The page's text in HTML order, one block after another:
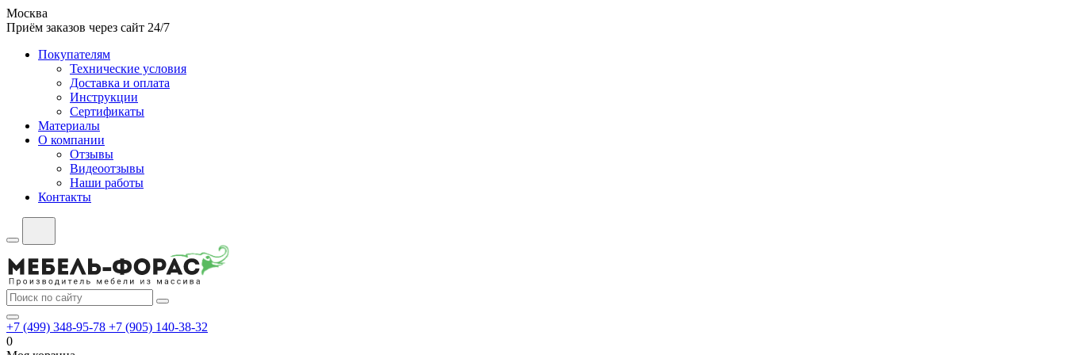
Москва
Приём заказов через сайт 24/7
Покупателям
Технические условия
Доставка и оплата
Инструкции
Сертификаты
Материалы
О компании
Отзывы
Видеоотзывы
Наши работы
Контакты
+7 (499) 348-95-78 +7 (905) 140-38-32
0